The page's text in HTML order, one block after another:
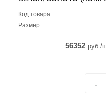
Код товара
Размер
56352 руб./
-